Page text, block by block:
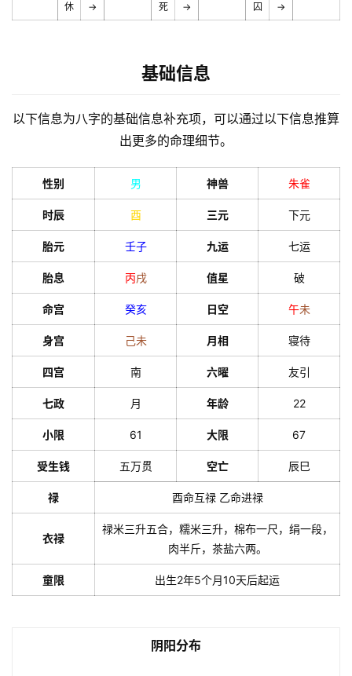
休
→ 死 → 囚 →
基础信息
以下信息为八字的基础信息补充项，可以通过以下信息推算
出更多的命理细节。
性别 男 神兽 朱雀
时辰 酉 三元 下元
胎元 壬子 九运 七运
胎息 丙戌 值星 破
命宫 癸亥 日空 午未
身宫 己未 月相 寝待
四宫 南 六曜 友引
七政 月 年龄 22
小限 61 大限 67
受生钱 五万贯 空亡 辰巳
禄 酉命互禄 乙命进禄
衣禄
禄米三升五合，糯米三升，棉布一尺，绢一段，
肉半斤，茶盐六两。
童限 出生2年5个月10天后起运
阴阳分布